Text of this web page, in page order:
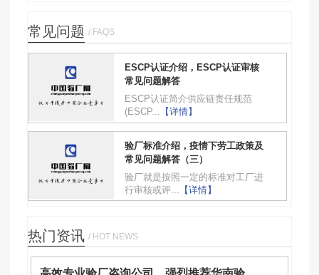
常见问题 / FAQS
ESCP认证介绍，ESCP认证审核
常见问题解答
ESCP认证简介供应链责任规范
(ESCP... 【详情】
验厂标准介绍，疫情下劳工政策及
常见问题解答（三）
验厂就是按照一定的标准对工厂进
行审核或评... 【详情】
热门资讯 / HOT NEWS